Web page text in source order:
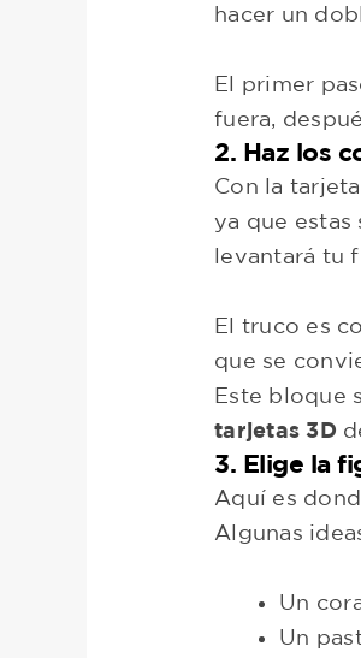
hacer un
El primer
fuera,
2. Haz los
Con la
ya que estas
levantará tu
El truco es
que se
Este bloque
tarjetas 3D
3. Elige la
Aquí es
Algunas
Un
Un